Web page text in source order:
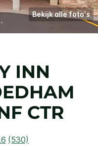
Bekijk alle foto's
INN
CTR
Lees
(530)